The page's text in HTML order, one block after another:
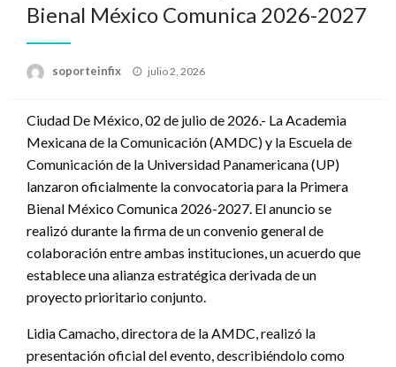
Bienal México Comunica 2026-2027
soporteinfix
Publicado
julio 2, 2026
Ciudad De México, 02 de julio de 2026.- La Academia
Mexicana de la Comunicación (AMDC) y la Escuela de
Comunicación de la Universidad Panamericana (UP)
lanzaron oficialmente la convocatoria para la Primera
Bienal México Comunica 2026-2027. El anuncio se
realizó durante la firma de un convenio general de
colaboración entre ambas instituciones, un acuerdo que
establece una alianza estratégica derivada de un
proyecto prioritario conjunto.
Lidia Camacho, directora de la AMDC, realizó la
presentación oficial del evento, describiéndolo como